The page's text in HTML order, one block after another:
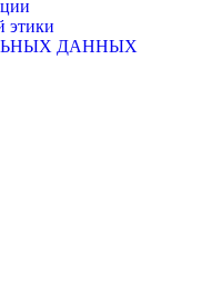
этики
ДАННЫХ